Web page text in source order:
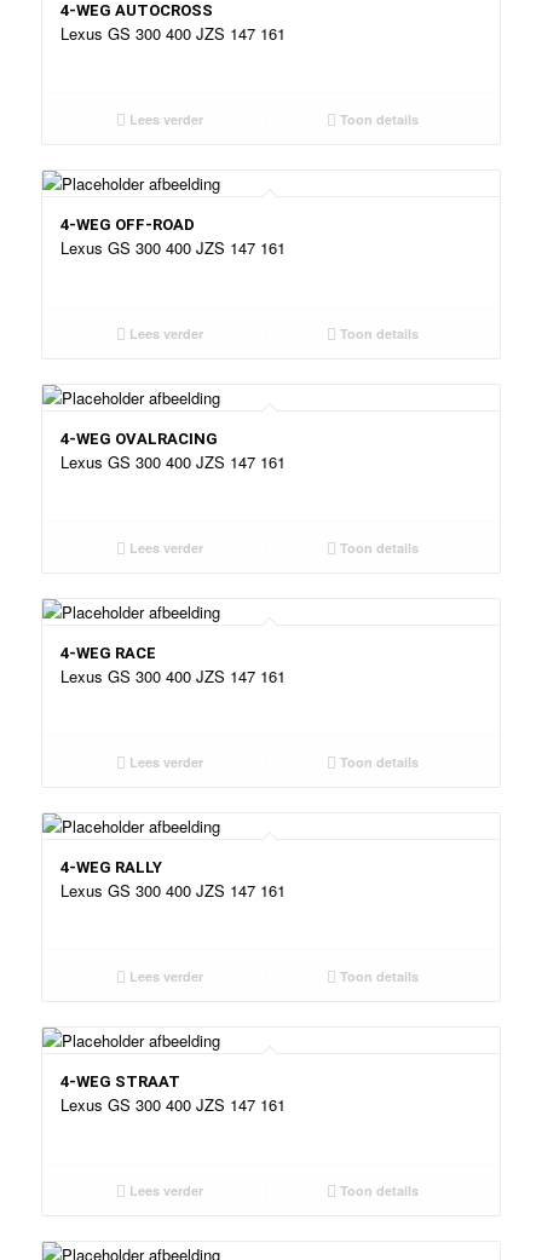
4-WEG AUTOCROSS
Lexus GS 300 400 JZS 147 161
Lees verder Toon details
4-WEG OFF-ROAD
Lexus GS 300 400 JZS 147 161
Lees verder Toon details
4-WEG OVALRACING
Lexus GS 300 400 JZS 147 161
Lees verder Toon details
4-WEG RACE
Lexus GS 300 400 JZS 147 161
Lees verder Toon details
4-WEG RALLY
Lexus GS 300 400 JZS 147 161
Lees verder Toon details
4-WEG STRAAT
Lexus GS 300 400 JZS 147 161
Lees verder Toon details